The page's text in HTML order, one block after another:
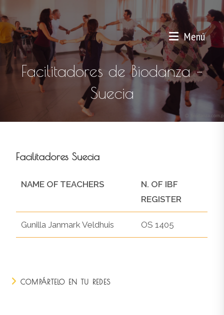
Menú
Facilitadores de Biodanza –
Suecia
Facilitadores Suecia
NAME OF TEACHERS
N. OF IBF
REGISTER
Gunilla Janmark Veldhuis OS 1405
COMPÁRTELO EN TU REDES